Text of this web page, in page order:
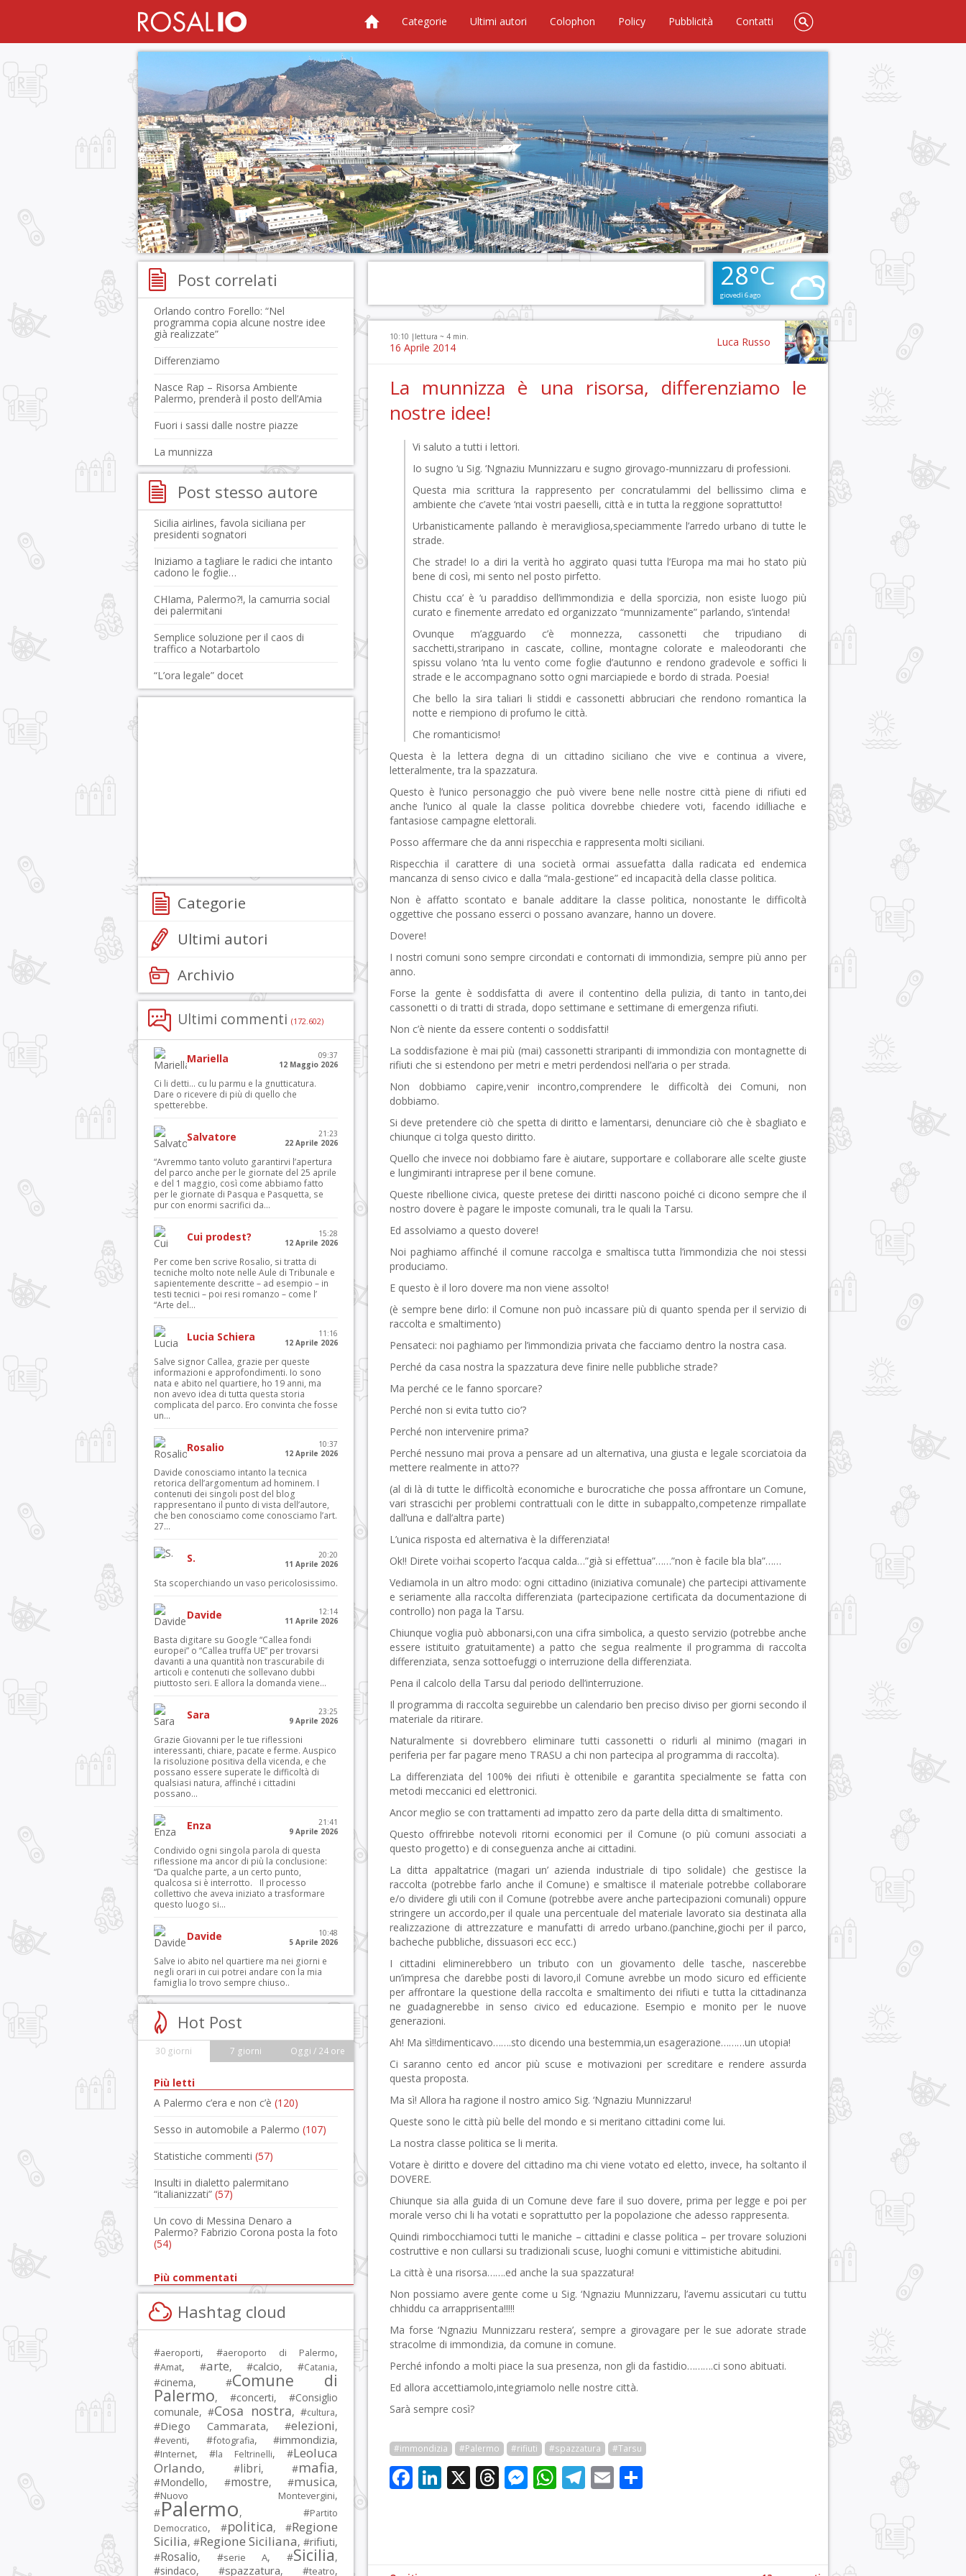
Categorie Ultimi autori Colophon Policy Pubblicità Contatti
28°C
giovedì 6 ago
10:10 | lettura ~ 4 min.
16 Aprile 2014 Luca Russo
La munnizza è una risorsa, differenziamo le
nostre idee!
Vi saluto a tutti i lettori.
Io sugno ‘u Sig. ‘Ngnaziu Munnizzaru e sugno girovago-munnizzaru di professioni.
Questa mia scrittura la rappresento per concratulammi del bellissimo clima e
ambiente che c’avete ‘ntai vostri paeselli, città e in tutta la reggione soprattutto!
Urbanisticamente pallando è meravigliosa,speciammente l’arredo urbano di tutte le
strade.
Che strade! Io a diri la verità ho aggirato quasi tutta l’Europa ma mai ho stato più
bene di così, mi sento nel posto pirfetto.
Chistu cca’ è ‘u paraddiso dell’immondizia e della sporcizia, non esiste luogo più
curato e finemente arredato ed organizzato “munnizamente” parlando, s’intenda!
Ovunque m’agguardo c’è monnezza, cassonetti che tripudiano di
sacchetti,straripano in cascate, colline, montagne colorate e maleodoranti che
spissu volano ‘nta lu vento come foglie d’autunno e rendono gradevole e soffici li
strade e le accompagnano sotto ogni marciapiede e bordo di strada. Poesia!
Che bello la sira taliari li stiddi e cassonetti abbruciari che rendono romantica la
notte e riempiono di profumo le città.
Che romanticismo!
Questa è la lettera degna di un cittadino siciliano che vive e continua a vivere,
letteralmente, tra la spazzatura.
Questo è l’unico personaggio che può vivere bene nelle nostre città piene di rifiuti ed
anche l’unico al quale la classe politica dovrebbe chiedere voti, facendo idilliache e
fantasiose campagne elettorali.
Posso affermare che da anni rispecchia e rappresenta molti siciliani.
Rispecchia il carattere di una società ormai assuefatta dalla radicata ed endemica
mancanza di senso civico e dalla “mala-gestione” ed incapacità della classe politica.
Non è affatto scontato e banale additare la classe politica, nonostante le difficoltà
oggettive che possano esserci o possano avanzare, hanno un dovere.
Dovere!
I nostri comuni sono sempre circondati e contornati di immondizia, sempre più anno per
anno.
Forse la gente è soddisfatta di avere il contentino della pulizia, di tanto in tanto,dei
cassonetti o di tratti di strada, dopo settimane e settimane di emergenza rifiuti.
Non c’è niente da essere contenti o soddisfatti!
La soddisfazione è mai più (mai) cassonetti straripanti di immondizia con montagnette di
rifiuti che si estendono per metri e metri perdendosi nell’aria o per strada.
Non dobbiamo capire,venir incontro,comprendere le difficoltà dei Comuni, non
dobbiamo.
Si deve pretendere ciò che spetta di diritto e lamentarsi, denunciare ciò che è sbagliato e
chiunque ci tolga questo diritto.
Quello che invece noi dobbiamo fare è aiutare, supportare e collaborare alle scelte giuste
e lungimiranti intraprese per il bene comune.
Queste ribellione civica, queste pretese dei diritti nascono poiché ci dicono sempre che il
nostro dovere è pagare le imposte comunali, tra le quali la Tarsu.
Ed assolviamo a questo dovere!
Noi paghiamo affinché il comune raccolga e smaltisca tutta l’immondizia che noi stessi
produciamo.
E questo è il loro dovere ma non viene assolto!
(è sempre bene dirlo: il Comune non può incassare più di quanto spenda per il servizio di
raccolta e smaltimento)
Pensateci: noi paghiamo per l’immondizia privata che facciamo dentro la nostra casa.
Perché da casa nostra la spazzatura deve finire nelle pubbliche strade?
Ma perché ce le fanno sporcare?
Perché non si evita tutto cio’?
Perché non intervenire prima?
Perché nessuno mai prova a pensare ad un alternativa, una giusta e legale scorciatoia da
mettere realmente in atto??
(al di là di tutte le difficoltà economiche e burocratiche che possa affrontare un Comune,
vari strascichi per problemi contrattuali con le ditte in subappalto,competenze rimpallate
dall’una e dall’altra parte)
L’unica risposta ed alternativa è la differenziata!
Ok!! Direte voi:hai scoperto l’acqua calda…”già si effettua”……”non è facile bla bla”……
Vediamola in un altro modo: ogni cittadino (iniziativa comunale) che partecipi attivamente
e seriamente alla raccolta differenziata (partecipazione certificata da documentazione di
controllo) non paga la Tarsu.
Chiunque voglia può abbonarsi,con una cifra simbolica, a questo servizio (potrebbe anche
essere istituito gratuitamente) a patto che segua realmente il programma di raccolta
differenziata, senza sottoefuggi o interruzione della differenziata.
Pena il calcolo della Tarsu dal periodo dell’interruzione.
Il programma di raccolta seguirebbe un calendario ben preciso diviso per giorni secondo il
materiale da ritirare.
Naturalmente si dovrebbero eliminare tutti cassonetti o ridurli al minimo (magari in
periferia per far pagare meno TRASU a chi non partecipa al programma di raccolta).
La differenziata del 100% dei rifiuti è ottenibile e garantita specialmente se fatta con
metodi meccanici ed elettronici.
Ancor meglio se con trattamenti ad impatto zero da parte della ditta di smaltimento.
Questo offrirebbe notevoli ritorni economici per il Comune (o più comuni associati a
questo progetto) e di conseguenza anche ai cittadini.
La ditta appaltatrice (magari un’ azienda industriale di tipo solidale) che gestisce la
raccolta (potrebbe farlo anche il Comune) e smaltisce il materiale potrebbe collaborare
e/o dividere gli utili con il Comune (potrebbe avere anche partecipazioni comunali) oppure
stringere un accordo,per il quale una percentuale del materiale lavorato sia destinata alla
realizzazione di attrezzature e manufatti di arredo urbano.(panchine,giochi per il parco,
bacheche pubbliche, dissuasori ecc ecc.)
I cittadini eliminerebbero un tributo con un giovamento delle tasche, nascerebbe
un’impresa che darebbe posti di lavoro,il Comune avrebbe un modo sicuro ed efficiente
per affrontare la questione della raccolta e smaltimento dei rifiuti e tutta la cittadinanza
ne guadagnerebbe in senso civico ed educazione. Esempio e monito per le nuove
generazioni.
Ah! Ma sì!!dimenticavo…….sto dicendo una bestemmia,un esagerazione………un utopia!
Ci saranno cento ed ancor più scuse e motivazioni per screditare e rendere assurda
questa proposta.
Ma sì! Allora ha ragione il nostro amico Sig. ‘Ngnaziu Munnizzaru!
Queste sono le città più belle del mondo e si meritano cittadini come lui.
La nostra classe politica se li merita.
Votare è diritto e dovere del cittadino ma chi viene votato ed eletto, invece, ha soltanto il
DOVERE.
Chiunque sia alla guida di un Comune deve fare il suo dovere, prima per legge e poi per
morale verso chi li ha votati e soprattutto per la popolazione che adesso rappresenta.
Quindi rimbocchiamoci tutti le maniche – cittadini e classe politica – per trovare soluzioni
costruttive e non cullarsi su tradizionali scuse, luoghi comuni e vittimistiche abitudini.
La città è una risorsa…….ed anche la sua spazzatura!
Non possiamo avere gente come u Sig. ‘Ngnaziu Munnizzaru, l’avemu assicutari cu tuttu
chhiddu ca arrapprisenta!!!!!
Ma forse ‘Ngnaziu Munnizzaru restera’, sempre a girovagare per le sue adorate strade
stracolme di immondizia, da comune in comune.
Perché infondo a molti piace la sua presenza, non gli da fastidio……….ci sono abituati.
Ed allora accettiamolo,integriamolo nelle nostre città.
Sarà sempre così?
#immondizia #Palermo #rifiuti #spazzatura #Tarsu
Facebook
LinkedIn
X Threads
Messenger
WhatsApp
Telegram
Email
Post correlati
Orlando contro Forello: “Nel
programma copia alcune nostre idee
già realizzate”
Differenziamo
Nasce Rap – Risorsa Ambiente
Palermo, prenderà il posto dell’Amia
Fuori i sassi dalle nostre piazze
La munnizza
Post stesso autore
Sicilia airlines, favola siciliana per
presidenti sognatori
Iniziamo a tagliare le radici che intanto
cadono le foglie…
CHIama, Palermo?!, la camurria social
dei palermitani
Semplice soluzione per il caos di
traffico a Notarbartolo
“L’ora legale” docet
Categorie
Ultimi autori
Archivio
Ultimi commenti (172.602)
Mariella
09:37
12 Maggio 2026
Ci li detti… cu lu parmu e la gnutticatura.
Dare o ricevere di più di quello che
spetterebbe.
Salvatore
21:23
22 Aprile 2026
“Avremmo tanto voluto garantirvi l’apertura
del parco anche per le giornate del 25 aprile
e del 1 maggio, così come abbiamo fatto
per le giornate di Pasqua e Pasquetta, se
pur con enormi sacrifici da...
Cui prodest?
15:28
12 Aprile 2026
Per come ben scrive Rosalio, si tratta di
tecniche molto note nelle Aule di Tribunale e
sapientemente descritte – ad esempio – in
testi tecnici – poi resi romanzo – come l’
“Arte del...
Lucia Schiera
11:16
12 Aprile 2026
Salve signor Callea, grazie per queste
informazioni e approfondimenti. Io sono
nata e abito nel quartiere, ho 19 anni, ma
non avevo idea di tutta questa storia
complicata del parco. Ero convinta che fosse
un...
Rosalio
10:37
12 Aprile 2026
Davide conosciamo intanto la tecnica
retorica dell’argomentum ad hominem. I
contenuti dei singoli post del blog
rappresentano il punto di vista dell’autore,
che ben conosciamo come conosciamo l’art.
27...
S.
20:20
11 Aprile 2026
Sta scoperchiando un vaso pericolosissimo.
Davide
12:14
11 Aprile 2026
Basta digitare su Google “Callea fondi
europei” o “Callea truffa UE” per trovarsi
davanti a una quantità non trascurabile di
articoli e contenuti che sollevano dubbi
piuttosto seri. E allora la domanda viene...
Sara
23:25
9 Aprile 2026
Grazie Giovanni per le tue riflessioni
interessanti, chiare, pacate e ferme. Auspico
la risoluzione positiva della vicenda, e che
possano essere superate le difficoltà di
qualsiasi natura, affinché i cittadini
possano...
Enza
21:41
9 Aprile 2026
Condivido ogni singola parola di questa
riflessione ma ancor di più la conclusione:
“Da qualche parte, a un certo punto,
qualcosa si è interrotto. Il processo
collettivo che aveva iniziato a trasformare
questo luogo si...
Davide
10:48
5 Aprile 2026
Salve io abito nel quartiere ma nei giorni e
negli orari in cui potrei andare con la mia
famiglia lo trovo sempre chiuso..
Hot Post
30 giorni 7 giorni Oggi / 24 ore
Più letti
A Palermo c’era e non c’è (120)
Sesso in automobile a Palermo (107)
Statistiche commenti (57)
Insulti in dialetto palermitano
“italianizzati” (57)
Un covo di Messina Denaro a
Palermo? Fabrizio Corona posta la foto
(54)
Più commentati
Hashtag cloud
#aeroporti, #aeroporto di Palermo,
#Amat, #arte, #calcio, #Catania,
#cinema, #Comune di
Palermo, #concerti, #Consiglio
comunale, #Cosa nostra, #cultura,
#Diego Cammarata, #elezioni,
#eventi, #fotografia, #immondizia,
#Internet, #la Feltrinelli, #Leoluca
Orlando, #libri, #mafia,
#Mondello, #mostre, #musica,
#Nuovo Montevergini,
#Palermo, #Partito
Democratico, #politica, #Regione
Sicilia, #Regione Siciliana, #rifiuti,
#Rosalio, #serie A, #Sicilia,
#sindaco, #spazzatura, #teatro,